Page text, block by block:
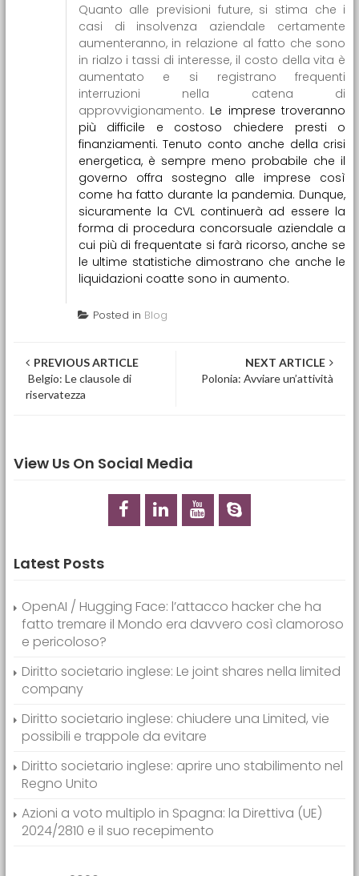
Quanto alle previsioni future, si stima che i
casi di insolvenza aziendale certamente
aumenteranno, in relazione al fatto che sono
in rialzo i tassi di interesse, il costo della vita è
aumentato e si registrano frequenti
interruzioni nella catena di
approvvigionamento. Le imprese troveranno
più difficile e costoso chiedere presti o
finanziamenti. Tenuto conto anche della crisi
energetica, è sempre meno probabile che il
governo offra sostegno alle imprese così
come ha fatto durante la pandemia. Dunque,
sicuramente la CVL continuerà ad essere la
forma di procedura concorsuale aziendale a
cui più di frequentate si farà ricorso, anche se
le ultime statistiche dimostrano che anche le
liquidazioni coatte sono in aumento.
Posted in Blog
Post navigation
PREVIOUS ARTICLE
Belgio: Le clausole di
riservatezza
NEXT ARTICLE
Polonia: Avviare un’attività
View Us On Social Media
Latest Posts
OpenAI / Hugging Face: l’attacco hacker che ha
fatto tremare il Mondo era davvero così clamoroso
e pericoloso?
Diritto societario inglese: Le joint shares nella limited
company
Diritto societario inglese: chiudere una Limited, vie
possibili e trappole da evitare
Diritto societario inglese: aprire uno stabilimento nel
Regno Unito
Azioni a voto multiplo in Spagna: la Direttiva (UE)
2024/2810 e il suo recepimento